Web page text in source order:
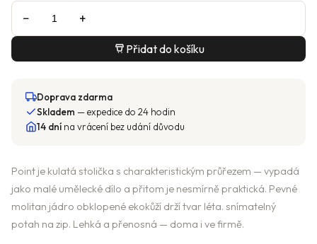
− +
Přidat do košíku
Doprava zdarma
Skladem — expedice do 24 hodin
14 dní na vrácení bez udání důvodu
Point je kulatá stolička s charakteristickým průřezem — vypadá
jako malé umělecké dílo a přitom je nesmírně praktická. Pevné
molitan jádro obklopené ekokůží drží tvar léta. snímatelný
potah na zip. Lehká a přenosná — doma i ve firmě.